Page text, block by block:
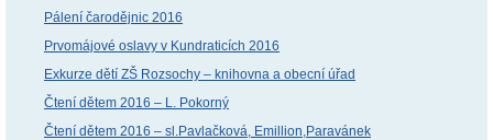
Pálení čarodějnic 2016
Prvomájové oslavy v Kundraticích 2016
Exkurze dětí ZŠ Rozsochy – knihovna a obecní úřad
Čtení dětem 2016 – L. Pokorný
Čtení dětem 2016 – sl.Pavlačková, Emillion,Paravánek